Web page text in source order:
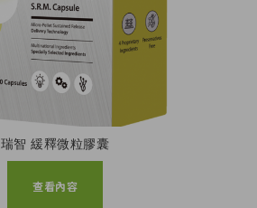
瑞智 緩釋微粒膠囊
查看內容